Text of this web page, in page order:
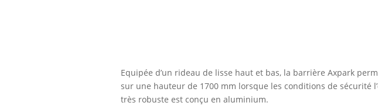
Equipée d’un rideau de lisse haut et bas, la barrière Axpark
sur une hauteur de 1700 mm lorsque les conditions de sécurité
très robuste est conçu en aluminium.